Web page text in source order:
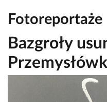
Fotoreportaże
Bazgroły